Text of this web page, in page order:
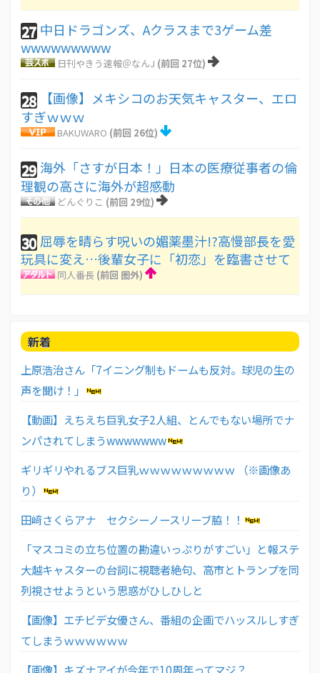
27 中日ドラゴンズ、Aクラスまで3ゲーム差
wwwwwwwww
日刊やきう速報＠なんJ (前回 27位)
28
【画像】メキシコのお天気キャスター、エロ
すぎｗｗｗ
BAKUWARO (前回 26位)
29 海外「さすが日本！」日本の医療従事者の倫
理観の高さに海外が超感動
どんぐりこ (前回 29位)
30 屈辱を晴らす呪いの媚薬墨汁!?高慢部長を愛
玩具に変え…後輩女子に「初恋」を臨書させて
同人番長 (前回 圏外)
新着
上原浩治さん「7イニング制もドームも反対。球児の生の
声を聞け！」
【動画】えちえち巨乳女子2人組、とんでもない場所でナ
ンパされてしまうwwwwwww
ギリギリやれるブス巨乳ｗｗｗｗｗｗｗｗｗ （※画像あ
り）
田﨑さくらアナ セクシーノースリーブ脇！！
「マスコミの立ち位置の勘違いっぷりがすごい」と報ステ
大越キャスターの台詞に視聴者絶句、高市とトランプを同
列視させようという思惑がひしひしと
【画像】エチビデ女優さん、番組の企画でハッスルしすぎ
てしまうｗｗｗｗｗｗ
【画像】キズナアイが今年で10周年ってマジ？